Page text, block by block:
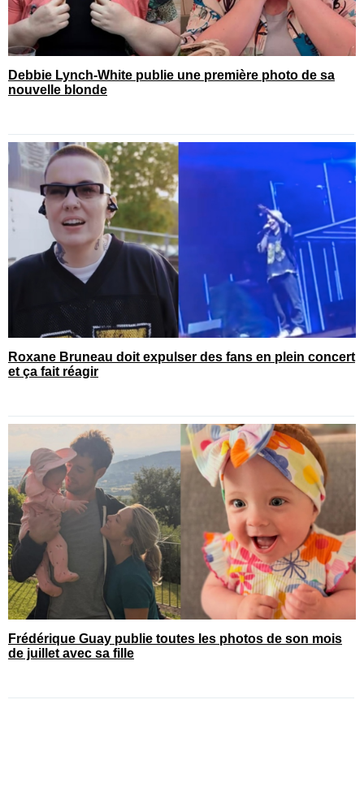
Debbie Lynch-White publie une première photo de sa
nouvelle blonde
Roxane Bruneau doit expulser des fans en plein concert
et ça fait réagir
Frédérique Guay publie toutes les photos de son mois
de juillet avec sa fille